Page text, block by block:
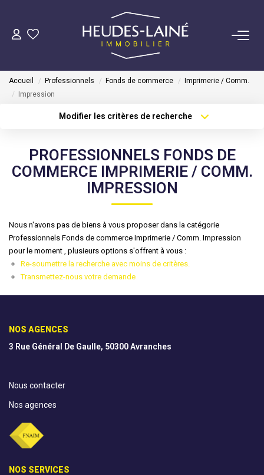
VENDRE
GÉRER
Mise En Location
COPROPRIÉTÉS
Accueil Professionnels Fonds de commerce
Imprimerie / Comm.
Impression
Modifier les critères de recherche
Sélectionnez...
Type de bien
Surface min
Plus de critères
Créer une alerte
PROFESSIONNELS FONDS DE
COMMERCE IMPRIMERIE / COMM.
IMPRESSION
Nous n'avons pas de biens à vous proposer dans la catégorie
Professionnels Fonds de commerce Imprimerie / Comm. Impression
pour le moment , plusieurs options s'offrent à vous :
Re-soumettre la recherche avec moins de critères.
Transmettez-nous votre demande
NOS AGENCES
3 Rue Général De Gaulle, 50300 Avranches
Nous contacter
Nos agences
NOS SERVICES